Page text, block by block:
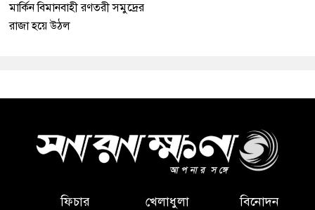
মার্কিন বিমানবাহী রণতরী সমুদ্রের
রাজা হয়ে উঠল
ফিচার খেলাধুলা
বিনোদন